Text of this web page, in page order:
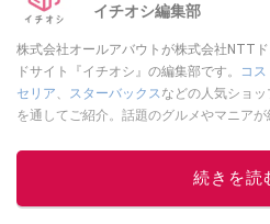
イチオシ編集部
株式会社オールアバウトが株式会社NTT
ドサイト『イチオシ』の編集部です。
コス
セリア、 スターバックスなどの人気ショ
を通してご紹介。話題のグルメやマニア
レビューしています。毎日トレンド情報を
してください！続きを読